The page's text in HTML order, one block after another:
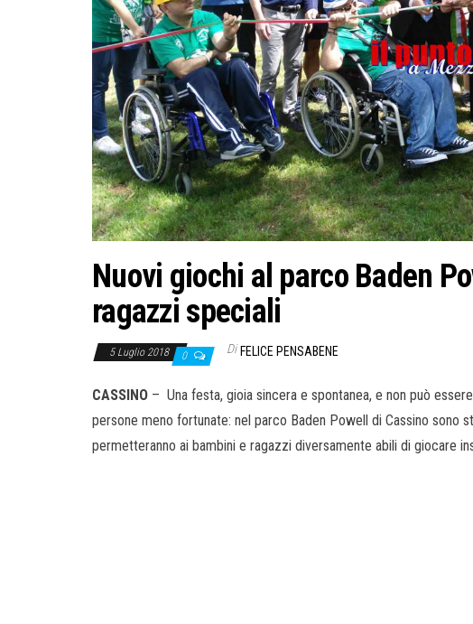
Nuovi giochi al parco Baden
ragazzi speciali
5 Luglio 2018 0 Di FELICE PENSABENE
CASSINO – Una festa, gioia sincera e spontanea, e non può
persone meno fortunate: nel parco Baden Powell di Cassino sono
permetteranno ai bambini e ragazzi diversamente abili di giocare